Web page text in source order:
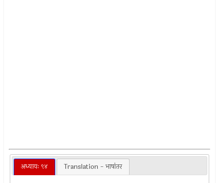
अध्यायः ९४ Translation - भाषांतर